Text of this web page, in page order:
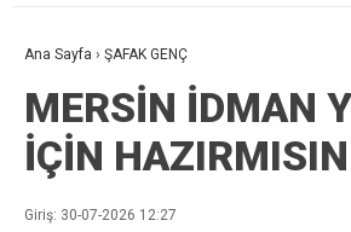
Ana Sayfa › ŞAFAK GENÇ
MERSİN İDMAN
İÇİN
Giriş: 30-07-2026 12:27